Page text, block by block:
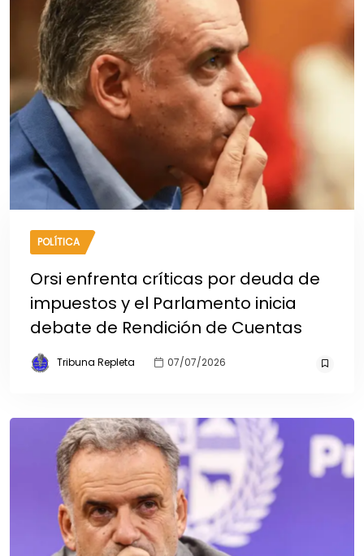
POLÍTICA
Orsi enfrenta críticas por deuda de
impuestos y el Parlamento inicia
debate de Rendición de Cuentas
Tribuna Repleta 07/07/2026